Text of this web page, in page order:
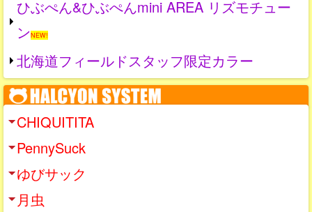
ひぶぺん&ひぶぺんmini AREA リズモチュー
ンNEW!
北海道フィールドスタッフ限定カラー
CHIQUITITA
PennySuck
ゆびサック
月虫